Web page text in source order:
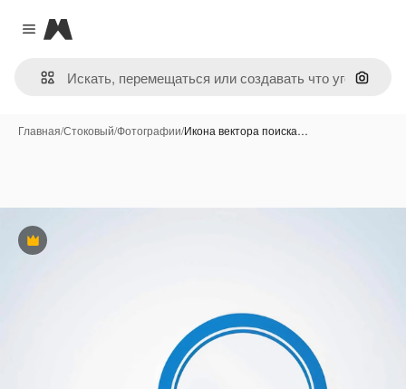
Close menu
Magnific
Поиск
Главная/Стоковый/Фотографии/Икона вектора поиска…
Премиум